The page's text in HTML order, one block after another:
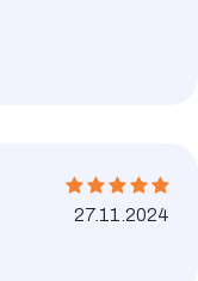
27.11.2024